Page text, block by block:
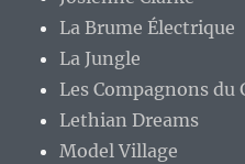
La Brume Électrique
La Jungle
Les Compagnons du
Lethian Dreams
Model Village